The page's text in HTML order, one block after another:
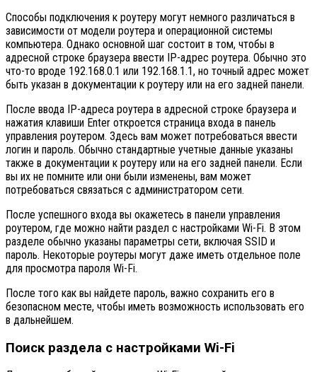
Способы подключения к роутеру могут немного различаться в
зависимости от модели роутера и операционной системы
компьютера. Однако основной шаг состоит в том, чтобы в
адресной строке браузера ввести IP-адрес роутера. Обычно это
что-то вроде 192.168.0.1 или 192.168.1.1, но точный адрес может
быть указан в документации к роутеру или на его задней панели.
После ввода IP-адреса роутера в адресной строке браузера и
нажатия клавиши Enter откроется страница входа в панель
управления роутером. Здесь вам может потребоваться ввести
логин и пароль. Обычно стандартные учетные данные указаны
также в документации к роутеру или на его задней панели. Если
вы их не помните или они были изменены, вам может
потребоваться связаться с администратором сети.
После успешного входа вы окажетесь в панели управления
роутером, где можно найти раздел с настройками Wi-Fi. В этом
разделе обычно указаны параметры сети, включая SSID и
пароль. Некоторые роутеры могут даже иметь отдельное поле
для просмотра пароля Wi-Fi.
После того как вы найдете пароль, важно сохранить его в
безопасном месте, чтобы иметь возможность использовать его
в дальнейшем.
Поиск раздела с настройками Wi-Fi